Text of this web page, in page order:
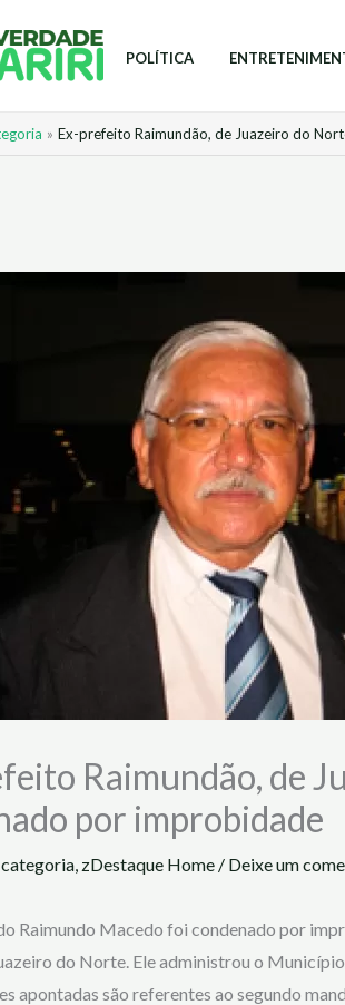
POLÍTICA
Ex-prefeito Raimundão, de Juazeiro do
Raimundão, de
por improbidade
categoria, zDestaque Home / Deixe um
Raimundo Macedo foi condenado por
do Norte. Ele administrou o
apontadas são referentes ao segundo